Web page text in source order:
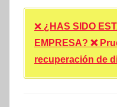
❌ ¿HAS SIDO
EMPRESA? ❌
recuperación de